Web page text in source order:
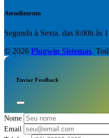
Atendimento
Segunda à Sexta. das 8:00h às
© 2026 Plugwin Sistemas.
Enviar Feedback
Nome
Email